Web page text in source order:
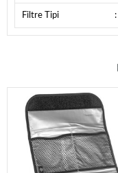
Filtre Tipi :